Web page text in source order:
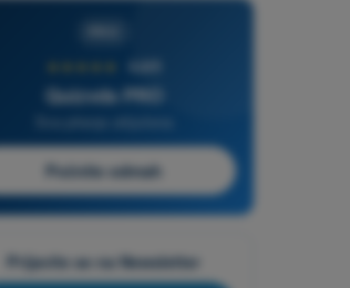
4,6/5
Quizvds PRO
Počnite odmah
Prijavite se na Newsletter